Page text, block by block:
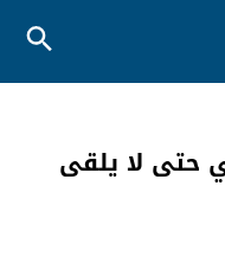
حتى لا يلقى